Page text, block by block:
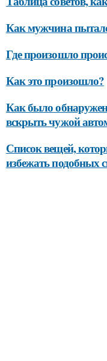
Как мужчина
Где произошло
Как это произошло?
Как было
вскрыть чужой
Список вещей,
избежать подобных